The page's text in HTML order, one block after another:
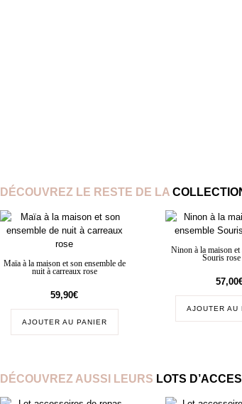
DÉCOUVREZ LE RESTE DE LA
Maïa à la maison et son ensemble de
nuit à carreaux rose
59,90€
AJOUTER AU PANIER
Ninon à la maison et
Souris rose
57,00
AJOUTER AU
DÉCOUVREZ AUSSI LEURS LOTS